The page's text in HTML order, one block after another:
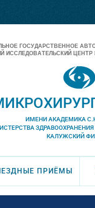
ГОСУДАРСТВЕННОЕ
ИССЛЕДОВАТЕЛЬСКИЙ
ИМЕНИ АКАДЕМИКА
КАЛУЖСКИЙ
ПРИЁМЫ